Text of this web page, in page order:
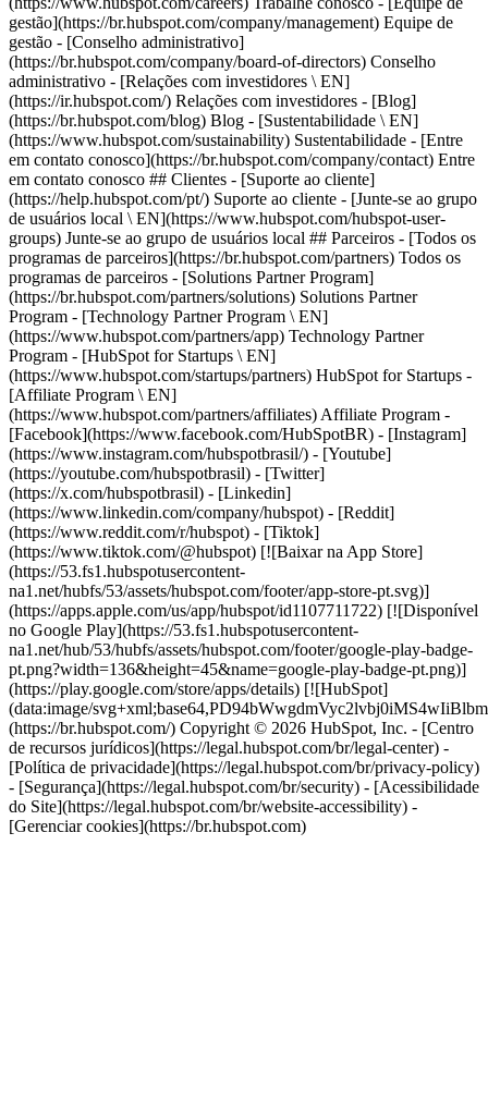
gestão](https://br.hubspot.com/company/management) Equipe de
gestão - [Conselho administrativo]
(https://br.hubspot.com/company/board-of-directors) Conselho
administrativo - [Relações com investidores \ EN]
(https://ir.hubspot.com/) Relações com investidores - [Blog]
(https://br.hubspot.com/blog) Blog - [Sustentabilidade \ EN]
(https://www.hubspot.com/sustainability) Sustentabilidade - [Entre
em contato conosco](https://br.hubspot.com/company/contact) Entre
em contato conosco ## Clientes - [Suporte ao cliente]
(https://help.hubspot.com/pt/) Suporte ao cliente - [Junte-se ao grupo
de usuários local \ EN](https://www.hubspot.com/hubspot-user-
groups) Junte-se ao grupo de usuários local ## Parceiros - [Todos os
programas de parceiros](https://br.hubspot.com/partners) Todos os
programas de parceiros - [Solutions Partner Program]
(https://br.hubspot.com/partners/solutions) Solutions Partner
Program - [Technology Partner Program \ EN]
(https://www.hubspot.com/partners/app) Technology Partner
Program - [HubSpot for Startups \ EN]
(https://www.hubspot.com/startups/partners) HubSpot for Startups -
[Affiliate Program \ EN]
(https://www.hubspot.com/partners/affiliates) Affiliate Program -
[Facebook](https://www.facebook.com/HubSpotBR) - [Instagram]
(https://www.instagram.com/hubspotbrasil/) - [Youtube]
(https://youtube.com/hubspotbrasil) - [Twitter]
(https://x.com/hubspotbrasil) - [Linkedin]
(https://www.linkedin.com/company/hubspot) - [Reddit]
(https://www.reddit.com/r/hubspot) - [Tiktok]
(https://www.tiktok.com/@hubspot) [![Baixar na App Store]
(https://53.fs1.hubspotusercontent-
na1.net/hubfs/53/assets/hubspot.com/footer/app-store-pt.svg)]
(https://apps.apple.com/us/app/hubspot/id1107711722) [![Disponível
no Google Play](https://53.fs1.hubspotusercontent-
na1.net/hub/53/hubfs/assets/hubspot.com/footer/google-play-badge-
pt.png?width=136&height=45&name=google-play-badge-pt.png)]
(https://play.google.com/store/apps/details) [![HubSpot]
(data:image/
(https://br.hubspot.com/) Copyright © 2026 HubSpot, Inc. - [Centro
de recursos jurídicos](https://legal.hubspot.com/br/legal-center) -
[Política de privacidade](https://legal.hubspot.com/br/privacy-policy)
- [Segurança](https://legal.hubspot.com/br/security) - [Acessibilidade
do Site](https://legal.hubspot.com/br/website-accessibility) -
[Gerenciar cookies](https://br.hubspot.com)